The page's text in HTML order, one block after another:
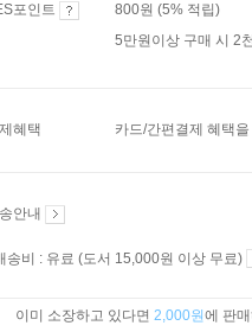
포인트
800원 (5% 적립)
5만원이상 구매 시 2
혜택 카드/간편결제 혜택
안내
송비 : 유료 (도서 15,000원 이상 무료)
이미 소장하고 있다면 2,000원에 판